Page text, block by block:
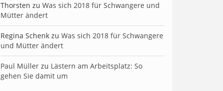
Thorsten zu Was sich 2018 für Schwangere und
Mütter ändert
Regina Schenk zu Was sich 2018 für Schwangere
und Mütter ändert
Paul Müller zu Lästern am Arbeitsplatz: So
gehen Sie damit um